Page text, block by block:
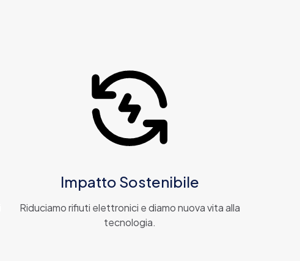
Impatto Sostenibile
Riduciamo rifiuti elettronici e diamo nuova vita alla
tecnologia.